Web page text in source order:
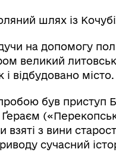
шлях із
на допомогу
великий
відбудовано місто.
був приступ
взяті з вини
сучасний